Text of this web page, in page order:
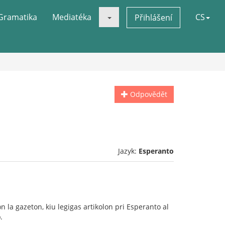
Mediatéka Přihlášení CS
Odpovědět
Jazyk: Esperanto
la gazeton, kiu legigas artikolon pri Esperanto al